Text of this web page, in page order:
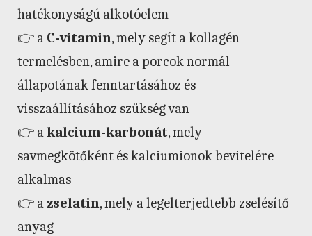
hatékonyságú alkotóelem
👉 a C-vitamin, mely segít a kollagén
termelésben, amire a porcok normál
állapotának fenntartásához és
visszaállításához szükség van
👉 a kalcium-karbonát, mely
savmegkötőként és kalciumionok bevitelére
alkalmas
👉 a zselatin, mely a legelterjedtebb zselésítő
anyag